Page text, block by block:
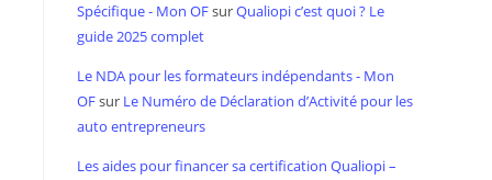
Spécifique - Mon OFsurQualiopi c’est quoi ? Le
guide 2025 complet
Le NDA pour les formateurs indépendants - Mon
OFsur Le Numéro de Déclaration d’Activité pour les
auto entrepreneurs
Les aides pour financer sa certification Qualiopi –